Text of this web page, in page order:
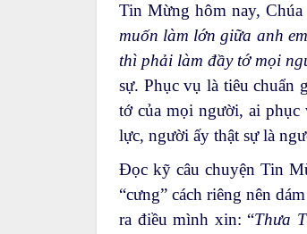
Tin Mừng hôm nay, Chúa
muốn làm lớn giữa anh
thì phải làm đầy tớ mọi
sự. Phục vụ là tiêu chuẩn
tớ của mọi người, ai phục
lực, người ấy thật sự là
Đọc kỹ câu chuyện Tin
“cưng” cách riêng nên
ra điều mình xin: “Thưa